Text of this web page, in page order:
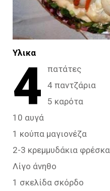
Υλικα
4
πατάτες
4 παντζάρια
5 καρότα
10 αυγά
1 κούπα μαγιονέζα
2-3 κρεμμυδάκια φρέσκα
Λίγο άνηθο
1 σκελίδα σκόρδο